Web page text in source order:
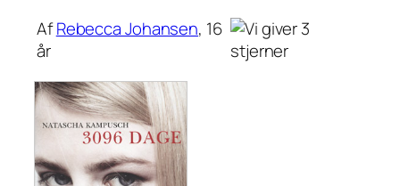
AfRebecca Johansen, 16
år